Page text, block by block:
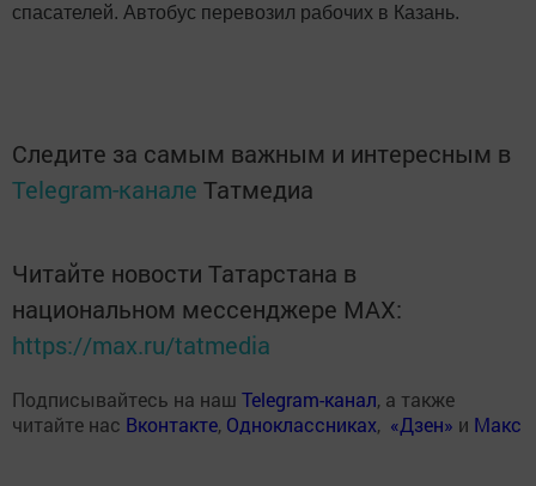
спасателей. Автобус перевозил рабочих в Казань.
Следите за самым важным и интересным в
Telegram-канале Татмедиа
Читайте новости Татарстана в
национальном мессенджере MАХ:
https://max.ru/tatmedia
Подписывайтесь на наш Telegram-канал, а также
читайте нас Вконтакте, Одноклассниках, «Дзен» и Макс